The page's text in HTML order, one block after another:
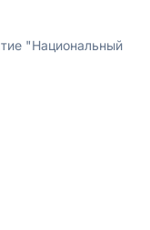
"Национальный